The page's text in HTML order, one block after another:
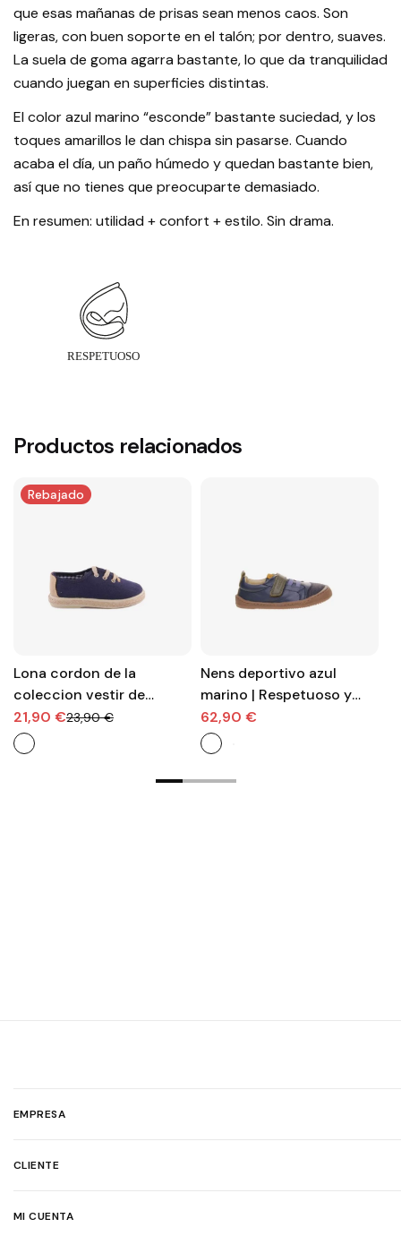
que esas mañanas de prisas sean menos caos. Son
ligeras, con buen soporte en el talón; por dentro, suaves.
La suela de goma agarra bastante, lo que da tranquilidad
cuando juegan en superficies distintas.
El color azul marino “esconde” bastante suciedad, y los
toques amarillos le dan chispa sin pasarse. Cuando
acaba el día, un paño húmedo y quedan bastante bien,
así que no tienes que preocuparte demasiado.
En resumen: utilidad + confort + estilo. Sin drama.
Productos relacionados
Rebajado
Lona cordon de la
coleccion vestir de
Vulpeques ideal para
eventos
21,90 €23,90 €
Nens deportivo azul
marino | Respetuoso y
puntera reforzada
62,90 €
EMPRESA
CLIENTE
MI CUENTA